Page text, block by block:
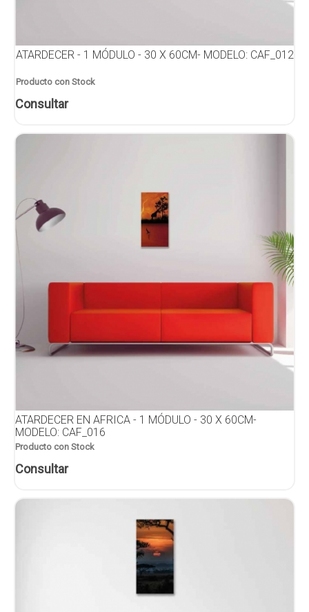
ATARDECER - 1 MÓDULO - 30 X 60CM- MODELO: CAF_012
Producto con Stock
Consultar
ATARDECER EN AFRICA - 1 MÓDULO - 30 X 60CM-
MODELO: CAF_016
Producto con Stock
Consultar